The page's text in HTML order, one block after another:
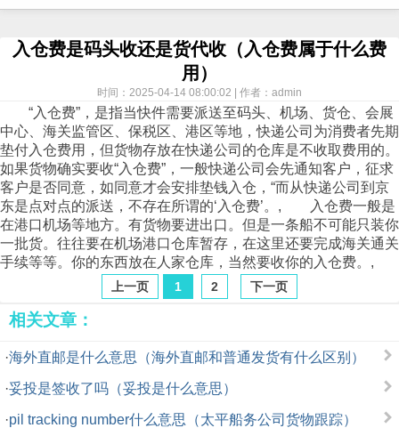
入仓费是码头收还是货代收（入仓费属于什么费
用）
时间：2025-04-14 08:00:02 | 作者：admin
“入仓费”，是指当快件需要派送至码头、机场、货仓、会展
中心、海关监管区、保税区、港区等地，快递公司为消费者先期
垫付入仓费用，但货物存放在快递公司的仓库是不收取费用的。
如果货物确实要收“入仓费”，一般快递公司会先通知客户，征求
客户是否同意，如同意才会安排垫钱入仓，“而从快递公司到京
东是点对点的派送，不存在所谓的‘入仓费’。, 入仓费一般是
在港口机场等地方。有货物要进出口。但是一条船不可能只装你
一批货。往往要在机场港口仓库暂存，在这里还要完成海关通关
手续等等。你的东西放在人家仓库，当然要收你的入仓费。,
上一页 1 2 下一页
相关文章：
·海外直邮是什么意思（海外直邮和普通发货有什么区别）
·妥投是签收了吗（妥投是什么意思）
·pil tracking number什么意思（太平船务公司货物跟踪）